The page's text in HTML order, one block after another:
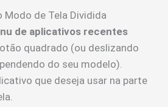
Modo de Tela Dividida
de aplicativos recentes
quadrado (ou deslizando
do seu modelo).
que deseja usar na parte